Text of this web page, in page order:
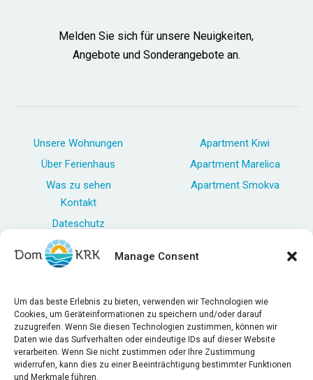
Manage Consent
Um das beste Erlebnis zu bieten, verwenden wir Technologien wie
Cookies, um Geräteinformationen zu speichern und/oder darauf
zuzugreifen. Wenn Sie diesen Technologien zustimmen, können wir
Daten wie das Surfverhalten oder eindeutige IDs auf dieser Website
verarbeiten. Wenn Sie nicht zustimmen oder Ihre Zustimmung
widerrufen, kann dies zu einer Beeinträchtigung bestimmter Funktionen
und Merkmale führen.
Melden Sie sich für unsere Neuigkeiten,
Angebote und Sonderangebote an.
Unsere Wohnungen
Über Ferienhaus
Was zu sehen
Apartment Kiwi
Apartment Marelica
Apartment Smokva
Kontakt
Dateschutz
Impressum
AGB